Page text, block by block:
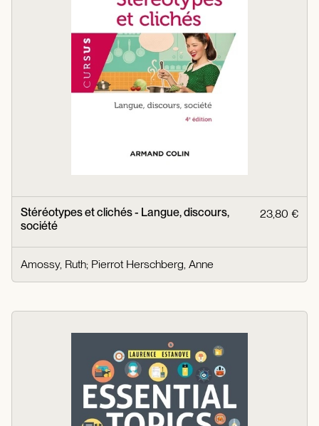
Stéréotypes et clichés - Langue, discours,
société
23,80 €
Amossy, Ruth; Pierrot Herschberg, Anne